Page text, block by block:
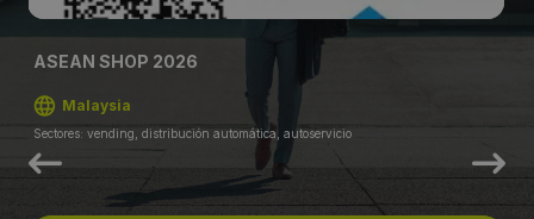
ASEAN SHOP 2026
Malaysia
Sectores: vending, distribución automática, autoservicio